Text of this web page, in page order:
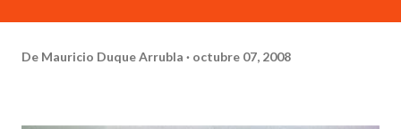
De Mauricio Duque Arrubla octubre 07, 2008